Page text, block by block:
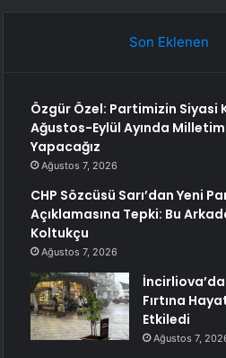
Son Eklenen
Özgür Özel: Partimizin Siyasi
Ağustos-Eylül Ayında
Yapacağız
Ağustos 7, 2026
CHP Sözcüsü Sarı’dan Yeni
Açıklamasına Tepki: Bu
Koltukçu
Ağustos 7, 2026
Fırtına
Etkiledi
Ağustos 7,